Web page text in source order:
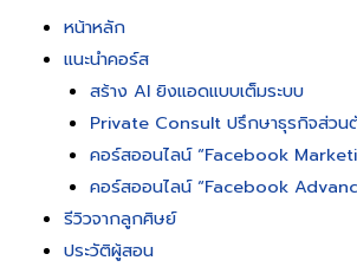
หน้าหลัก
แนะนำคอร์ส
สร้าง AI ยิงแอดแบบเต็มระบบ
Private Consult ปรึกษาธุรกิจส่วน
คอร์สออนไลน์ “Facebook
คอร์สออนไลน์ “Facebook
รีวิวจากลูกศิษย์
ประวัติผู้สอน